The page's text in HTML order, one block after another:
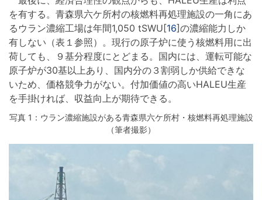
を有する。青森県六ケ所村の核燃料再処理施設の一角にあ
るウラン濃縮工場は年間1,050 tSWU[16]の濃縮能力しか
有しない（表１参照）。現行の原子炉に使う核燃料用に出
荷しても、９基分程度にとどまる。国内には、運転可能な
原子炉が30基以上あり、国内分の３割弱しか供給できな
いため、価格競争力がない。付加価値の高いHALEU生産
を手掛ければ、収益向上が期待できる。
写真 1：ウラン濃縮施設がある青森県六ケ所村・核燃料再処理施設
（筆者撮影）